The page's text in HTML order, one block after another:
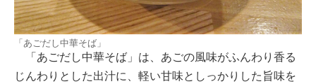
「あごだし中華そば」
「あごだし中華そば」は、あごの風味がふんわり香る
じんわりとした出汁に、軽い甘味としっかりした旨味を